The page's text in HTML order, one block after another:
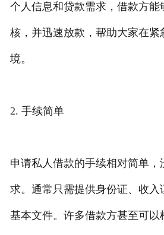
个人信息和贷款需求，借款方能
核，并迅速放款，帮助大家在紧
境。
2. 手续简单
申请私人借款的手续相对简单，
求。通常只需提供身份证、收入
基本文件。许多借款方甚至可以